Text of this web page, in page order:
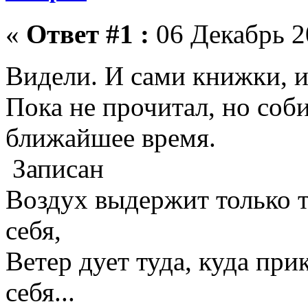
« Ответ #1 : 06 Декабрь
Видели. И сами книжки,
Пока не прочитал, но
ближайшее время.
Записан
Воздух выдержит только
себя,
Ветер дует туда, куда
себя...